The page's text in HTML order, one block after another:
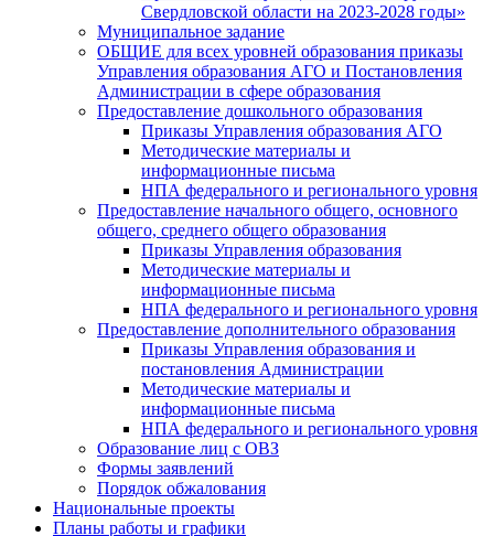
Свердловской области на 2023-2028 годы»
Муниципальное задание
ОБЩИЕ для всех уровней образования приказы
Управления образования АГО и Постановления
Администрации в сфере образования
Предоставление дошкольного образования
Приказы Управления образования АГО
Методические материалы и
информационные письма
НПА федерального и регионального уровня
Предоставление начального общего, основного
общего, среднего общего образования
Приказы Управления образования
Методические материалы и
информационные письма
НПА федерального и регионального уровня
Предоставление дополнительного образования
Приказы Управления образования и
постановления Администрации
Методические материалы и
информационные письма
НПА федерального и регионального уровня
Образование лиц с ОВЗ
Формы заявлений
Порядок обжалования
Национальные проекты
Планы работы и графики